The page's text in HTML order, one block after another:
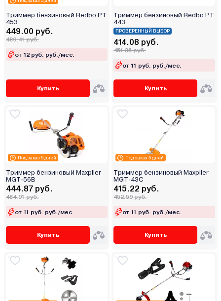
Триммер бензиновый Redbo PT
453
449.00 руб.
489.41 руб.
от 12 руб. руб./мес.
Купить
Триммер бензиновый Redbo PT
443
ПРОВЕРЕННЫЙ ВЫБОР
414.08 руб.
451.35 руб.
от 11 руб. руб./мес.
Купить
Под заказ 5 дней
Триммер бензиновый Maxpiler
MGT-56B
444.87 руб.
484.91 руб.
от 11 руб. руб./мес.
Купить
Под заказ 5 дней
Триммер бензиновый Maxpiler
MGT-43C
415.22 руб.
452.59 руб.
от 11 руб. руб./мес.
Купить